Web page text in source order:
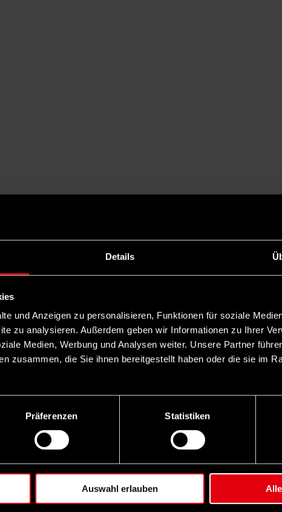
Details
und Anzeigen zu personalisieren, Funktionen für soziale
zu analysieren. Außerdem geben wir Informationen zu Ihrer
Medien, Werbung und Analysen weiter. Unsere Partner
zusammen, die Sie ihnen bereitgestellt haben oder die sie im
Präferenzen Statistiken
Auswahl erlauben